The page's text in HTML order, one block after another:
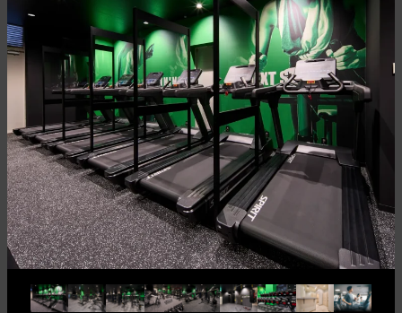
へ
移
動